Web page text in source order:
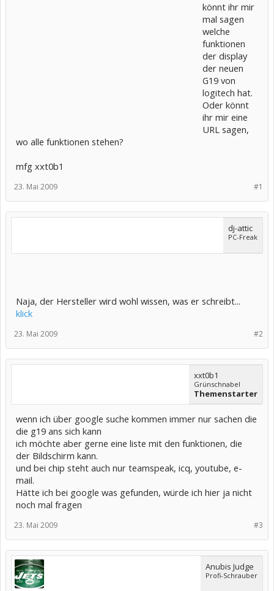
könnt ihr mir
mal sagen
welche
funktionen
der display
der neuen
G19 von
logitech hat.
Oder könnt
ihr mir eine
URL sagen,
wo alle funktionen stehen?
mfg xxt0b1
#1
23. Mai 2009
dj-attic
PC-Freak
Naja, der Hersteller wird wohl wissen, was er schreibt...
klick
#2
23. Mai 2009
xxt0b1
Grünschnabel
Themenstarter
wenn ich über google suche kommen immer nur sachen die
die g19 ans sich kann
ich möchte aber gerne eine liste mit den funktionen, die
der Bildschirm kann.
und bei chip steht auch nur teamspeak, icq, youtube, e-
mail.
Hätte ich bei google was gefunden, würde ich hier ja nicht
noch mal fragen
#3
23. Mai 2009
Anubis Judge
Profi-Schrauber